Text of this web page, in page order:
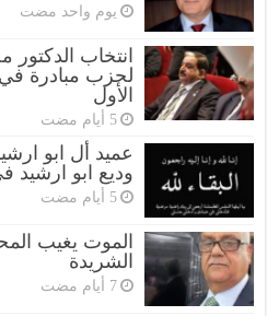
‏يوم واحد مضت
انتخاب الدكتور
لحزب مبادرة في
الأول
‏5 أيام مضت
عميد أل ابو
وديع ابو ارشيد
‏5 أيام مضت
الموت يغيب
الشريدة
‏7 أيام مضت